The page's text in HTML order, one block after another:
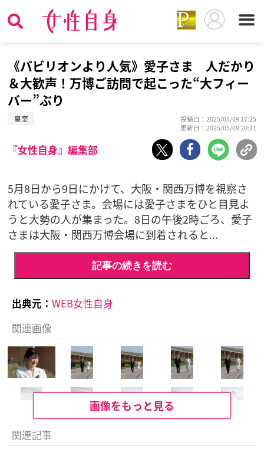
《パビリオンより人気》愛子さま 人だかり
＆大歓声！万博ご訪問で起こった“大フィー
バー”ぶり
皇室
投稿日：2025/05/09 17:25
更新日：2025/05/09 20:11
『女性自身』編集部
5月8日から9日にかけて、大阪・関西万博を視察さ
れている愛子さま。会場には愛子さまをひと目見よ
うと大勢の人が集まった。8日の午後2時ごろ、愛子
さまは大阪・関西万博会場に到着されると...
記事の続きを読む
出典元： WEB女性自身
関連画像
画像をもっと見る
関連記事